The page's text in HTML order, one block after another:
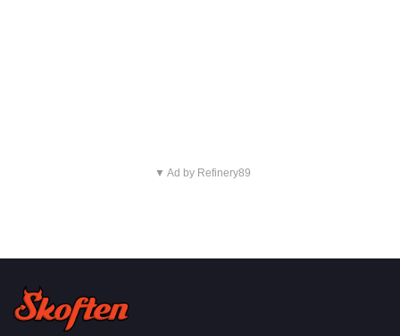
▼ Ad by Refinery89